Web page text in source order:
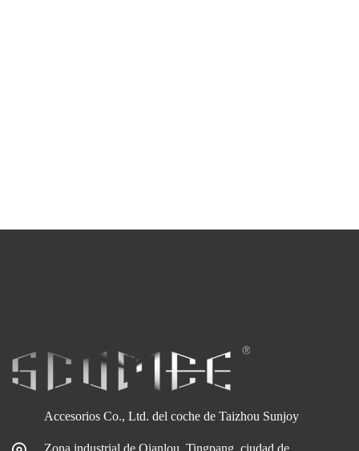
Accesorios Co., Ltd. del coche de Taizhou Sunjoy
Zona industrial de Qianlou, Tingpang, ciudad de